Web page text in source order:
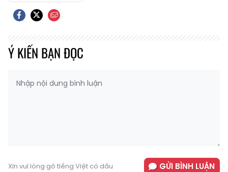
Ý KIẾN BẠN ĐỌC
Xin vui lòng gõ tiếng Việt có dấu GỬI BÌNH LUẬN